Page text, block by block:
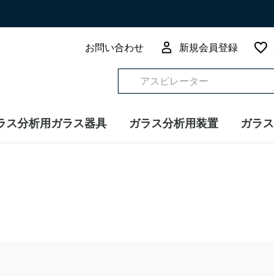
お問い合わせ 新規会員登録
ス分析用ガラス器具 ガラス分析用装置 ガラ